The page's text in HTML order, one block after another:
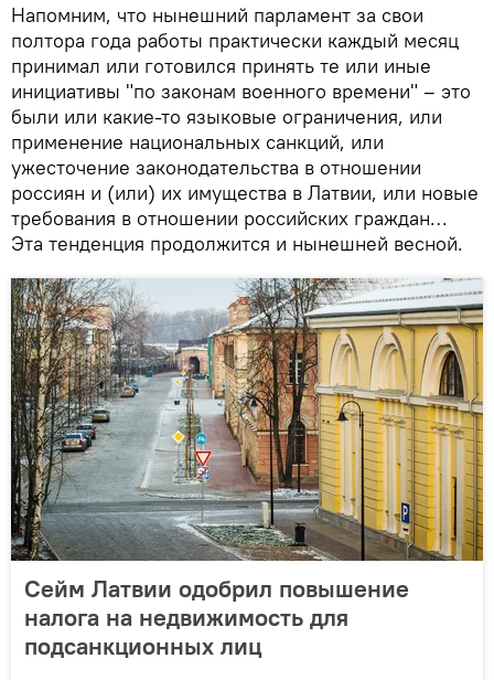
Напомним, что нынешний парламент за свои
полтора года работы практически каждый месяц
принимал или готовился принять те или иные
инициативы "по законам военного времени" – это
были или какие-то языковые ограничения, или
применение национальных санкций, или
ужесточение законодательства в отношении
россиян и (или) их имущества в Латвии, или новые
требования в отношении российских граждан…
Эта тенденция продолжится и нынешней весной.
Сейм Латвии одобрил повышение
налога на недвижимость для
подсанкционных лиц